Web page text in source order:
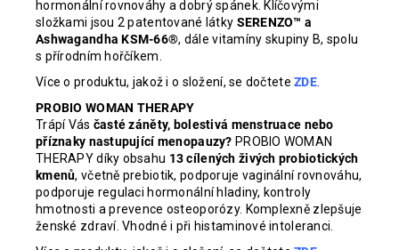
hormonální rovnováhy a dobrý spánek. Klíčovými
složkami jsou 2 patentované látky SERENZO™ a
Ashwagandha KSM-66®, dále vitamíny skupiny B, spolu
s přírodním hořčíkem.
Více o produktu, jakož i o složení, se dočteteZDE
PROBIO WOMAN THERAPY
Trápí Vás časté záněty, bolestivá menstruace nebo
příznaky nastupující menopauzy? PROBIO WOMAN
THERAPY díky obsahu 13 cílených živých probiotických
kmenů, včetně prebiotik, podporuje vaginální rovnováhu,
podporuje regulaci hormonální hladiny, kontroly
hmotnosti a prevence osteoporózy. Komplexně zlepšuje
ženské zdraví. Vhodné i při histaminové intoleranci.